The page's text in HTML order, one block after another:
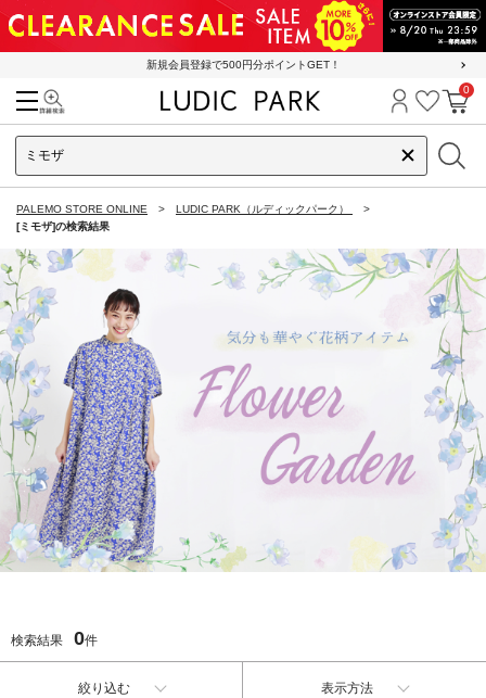
新規会員登録で500円分ポイントGET！
ログイン
お気に
カ
0
PALEMO STORE ONLINE
LUDIC PARK（ルディックパーク）
[ミモザ]の検索結果
検索結果 0件
絞り込む 表示方法